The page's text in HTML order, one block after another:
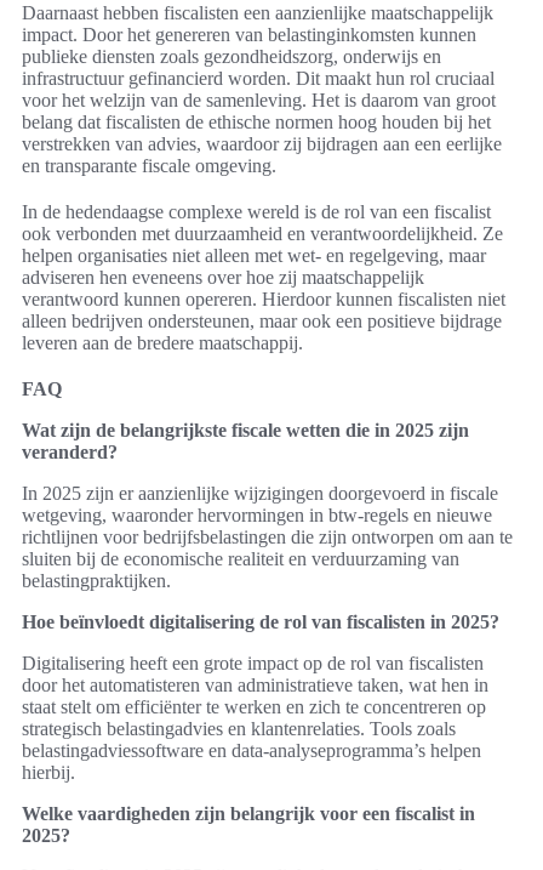
Daarnaast hebben fiscalisten een aanzienlijke maatschappelijk
impact. Door het genereren van belastinginkomsten kunnen
publieke diensten zoals gezondheidszorg, onderwijs en
infrastructuur gefinancierd worden. Dit maakt hun rol cruciaal
voor het welzijn van de samenleving. Het is daarom van groot
belang dat fiscalisten de ethische normen hoog houden bij het
verstrekken van advies, waardoor zij bijdragen aan een eerlijke
en transparante fiscale omgeving.
In de hedendaagse complexe wereld is de rol van een fiscalist
ook verbonden met duurzaamheid en verantwoordelijkheid. Ze
helpen organisaties niet alleen met wet- en regelgeving, maar
adviseren hen eveneens over hoe zij maatschappelijk
verantwoord kunnen opereren. Hierdoor kunnen fiscalisten niet
alleen bedrijven ondersteunen, maar ook een positieve bijdrage
leveren aan de bredere maatschappij.
FAQ
Wat zijn de belangrijkste fiscale wetten die in 2025 zijn
veranderd?
In 2025 zijn er aanzienlijke wijzigingen doorgevoerd in fiscale
wetgeving, waaronder hervormingen in btw-regels en nieuwe
richtlijnen voor bedrijfsbelastingen die zijn ontworpen om aan te
sluiten bij de economische realiteit en verduurzaming van
belastingpraktijken.
Hoe beïnvloedt digitalisering de rol van fiscalisten in 2025?
Digitalisering heeft een grote impact op de rol van fiscalisten
door het automatisteren van administratieve taken, wat hen in
staat stelt om efficiënter te werken en zich te concentreren op
strategisch belastingadvies en klantenrelaties. Tools zoals
belastingadviessoftware en data-analyseprogramma’s helpen
hierbij.
Welke vaardigheden zijn belangrijk voor een fiscalist in
2025?